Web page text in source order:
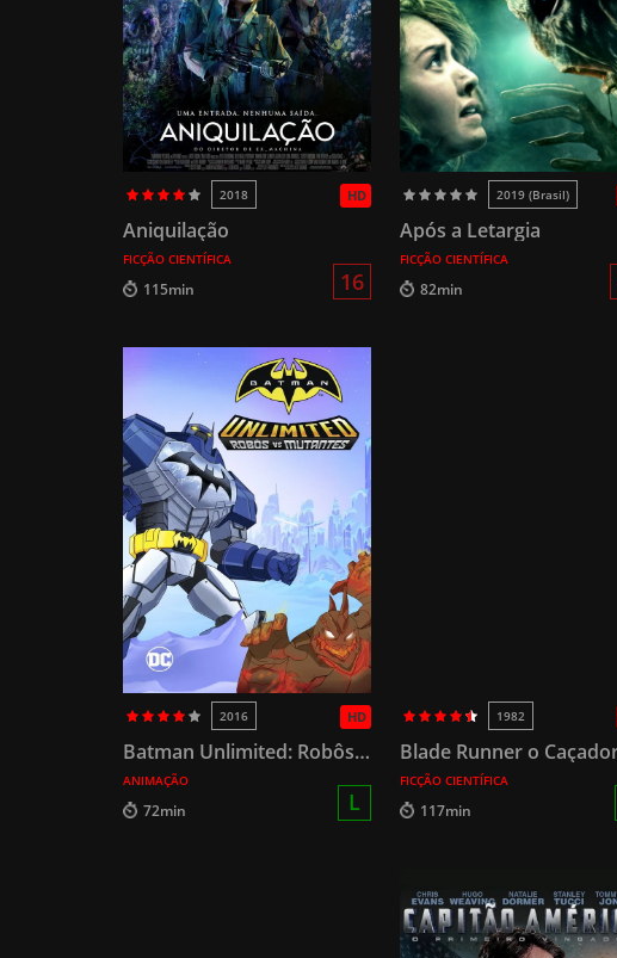
HD
2018
Aniquilação
FICÇÃO CIENTÍFICA
115min 16
2019 (Brasil)
Após a Letargia
FICÇÃO CIENTÍFICA
82min
HD
2016
Batman Unlimited: Robôs Vs Mutantes
ANIMAÇÃO
72min L
1982
FICÇÃO CIENTÍFICA
117min